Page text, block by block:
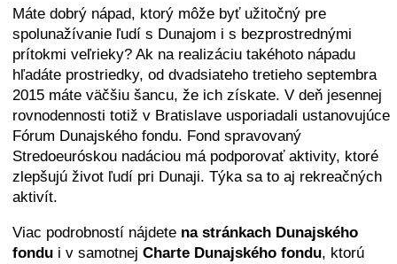
+ − ⛶
Máte dobrý nápad, ktorý môže byť užitočný pre
spolunažívanie ľudí s Dunajom i s bezprostrednými
prítokmi veľrieky? Ak na realizáciu takéhoto nápadu
hľadáte prostriedky, od dvadsiateho tretieho septembra
2015 máte väčšiu šancu, že ich získate. V deň jesennej
rovnodennosti totiž v Bratislave usporiadali ustanovujúce
Fórum Dunajského fondu. Fond spravovaný
Stredoeuróskou nadáciou má podporovať aktivity, ktoré
zlepšujú život ľudí pri Dunaji. Týka sa to aj rekreačných
aktivít.
Viac podrobností nájdete na stránkach Dunajského
fondu i v samotnej Charte Dunajského fondu, ktorú